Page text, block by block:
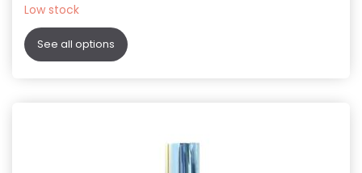
Low stock
See all options